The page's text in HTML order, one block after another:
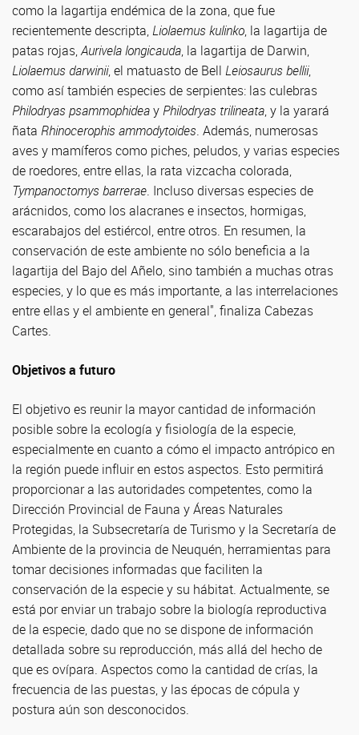
como la lagartija endémica de la zona, que fue
recientemente descripta,Liolaemus kulinko, la lagartija de
patas rojas,Aurivela longicauda, la lagartija de Darwin,
Liolaemus darwinii, el matuasto de Bell Leiosaurus bellii,
como así también especies de serpientes: las culebras
Philodryas psammophideayPhilodryas trilineata, y la yarará
ñata Rhinocerophis ammodytoides. Además, numerosas
aves y mamíferos como piches, peludos, y varias especies
de roedores, entre ellas, la rata vizcacha colorada,
Tympanoctomys barrerae. Incluso diversas especies de
arácnidos, como los alacranes e insectos, hormigas,
escarabajos del estiércol, entre otros. En resumen, la
conservación de este ambiente no sólo beneficia a la
lagartija del Bajo del Añelo, sino también a muchas otras
especies, y lo que es más importante, a las interrelaciones
entre ellas y el ambiente en general", finaliza Cabezas
Cartes.
Objetivos a futuro
El objetivo es reunir la mayor cantidad de información
posible sobre la ecología y fisiología de la especie,
especialmente en cuanto a cómo el impacto antrópico en
la región puede influir en estos aspectos. Esto permitirá
proporcionar a las autoridades competentes, como la
Dirección Provincial de Fauna y Áreas Naturales
Protegidas, la Subsecretaría de Turismo y la Secretaría de
Ambiente de la provincia de Neuquén, herramientas para
tomar decisiones informadas que faciliten la
conservación de la especie y su hábitat. Actualmente, se
está por enviar un trabajo sobre la biología reproductiva
de la especie, dado que no se dispone de información
detallada sobre su reproducción, más allá del hecho de
que es ovípara. Aspectos como la cantidad de crías, la
frecuencia de las puestas, y las épocas de cópula y
postura aún son desconocidos.